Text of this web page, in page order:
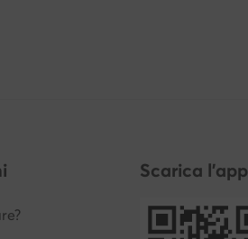
Scarica l'app